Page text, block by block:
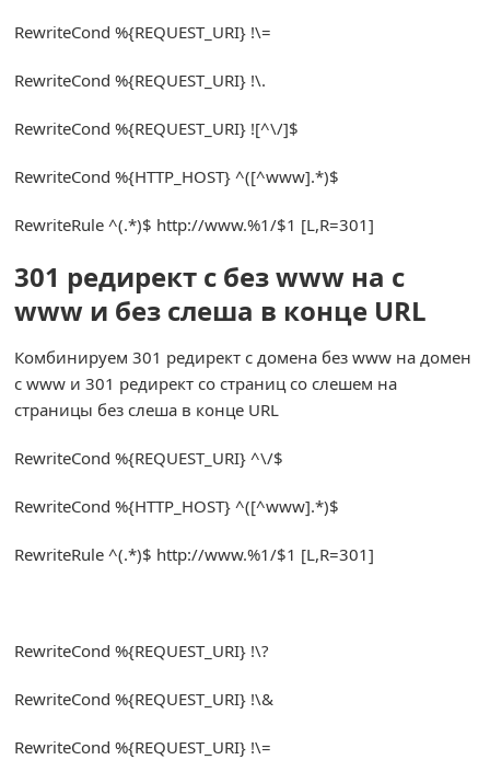
RewriteCond %{REQUEST_URI} !\=
RewriteCond %{REQUEST_URI} !\.
RewriteCond %{REQUEST_URI} ![^\/]$
RewriteCond %{HTTP_HOST} ^([^www].*)$
RewriteRule ^(.*)$ http://www.%1/$1 [L,R=301]
301 редирект с без www на с
www и без слеша в конце URL
Комбинируем 301 редирект с домена без www на домен
с www и 301 редирект со страниц со слешем на
страницы без слеша в конце URL
RewriteCond %{REQUEST_URI} ^\/$
RewriteCond %{HTTP_HOST} ^([^www].*)$
RewriteRule ^(.*)$ http://www.%1/$1 [L,R=301]
RewriteCond %{REQUEST_URI} !\?
RewriteCond %{REQUEST_URI} !\&
RewriteCond %{REQUEST_URI} !\=